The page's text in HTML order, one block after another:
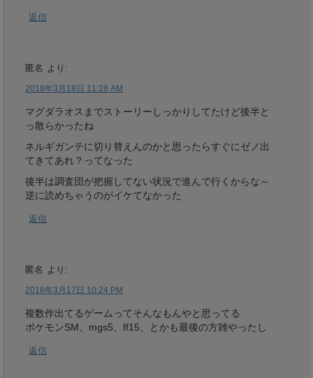
返信
匿名 より:
2018年3月18日 11:28 AM
マグダラオスまでストーリーしっかりしてたけど後半と
っ散らかったね
ネルギガンテに切り替えんのかと思ったらすぐにゼノ出
てきてあれ？ってなった
後半は調査団が把握してない状況で進んで行くからな～
逆に読めちゃうのがイケてなかった
返信
匿名 より:
2018年3月17日 10:24 PM
複数作出てるゲームってそんなもんやと思ってる
ポケモンSM、mgs5、ff15、とかも最後の方雑やったし
返信